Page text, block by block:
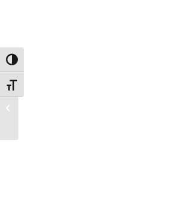
Umschalten auf hohe Kontraste
Schrift vergrößern